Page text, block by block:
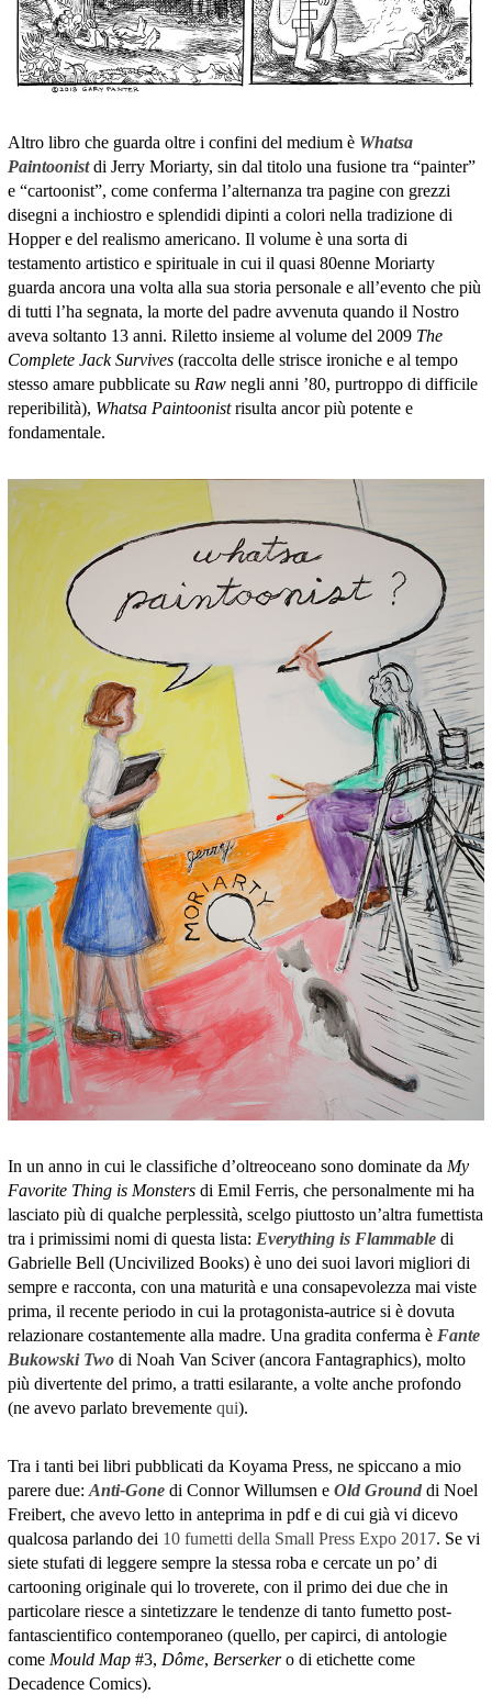
Altro libro che guarda oltre i confini del medium è Whatsa
Paintoonistdi Jerry Moriarty, sin dal titolo una fusione tra “painter”
e “cartoonist”, come conferma l’alternanza tra pagine con grezzi
disegni a inchiostro e splendidi dipinti a colori nella tradizione di
Hopper e del realismo americano. Il volume è una sorta di
testamento artistico e spirituale in cui il quasi 80enne Moriarty
guarda ancora una volta alla sua storia personale e all’evento che più
di tutti l’ha segnata, la morte del padre avvenuta quando il Nostro
aveva soltanto 13 anni. Riletto insieme al volume del 2009 The
Complete Jack Survives(raccolta delle strisce ironiche e al tempo
stesso amare pubblicate su Rawnegli anni ’80, purtroppo di difficile
reperibilità), Whatsa Paintoonistrisulta ancor più potente e
fondamentale.
In un anno in cui le classifiche d’oltreoceano sono dominate da My
Favorite Thing is Monstersdi Emil Ferris, che personalmente mi ha
lasciato più di qualche perplessità, scelgo piuttosto un’altra fumettista
tra i primissimi nomi di questa lista: Everything is Flammabledi
Gabrielle Bell (Uncivilized Books) è uno dei suoi lavori migliori di
sempre e racconta, con una maturità e una consapevolezza mai viste
prima, il recente periodo in cui la protagonista-autrice si è dovuta
relazionare costantemente alla madre. Una gradita conferma è Fante
Bukowski Twodi Noah Van Sciver (ancora Fantagraphics), molto
più divertente del primo, a tratti esilarante, a volte anche profondo
(ne avevo parlato brevemente qui).
Tra i tanti bei libri pubblicati da Koyama Press, ne spiccano a mio
parere due: Anti-Gonedi Connor Willumsen e Old Grounddi Noel
Freibert, che avevo letto in anteprima in pdf e di cui già vi dicevo
qualcosa parlando dei 10 fumetti della Small Press Expo 2017. Se vi
siete stufati di leggere sempre la stessa roba e cercate un po’ di
cartooning originale qui lo troverete, con il primo dei due che in
particolare riesce a sintetizzare le tendenze di tanto fumetto post-
fantascientifico contemporaneo (quello, per capirci, di antologie
come Mould Map#3, Dôme, Berserkero di etichette come
Decadence Comics).